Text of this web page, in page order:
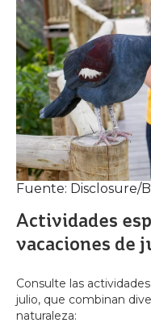
Fuente: Disclosure/
Actividades
vacaciones de
Consulte las
julio, que combinan
naturaleza: